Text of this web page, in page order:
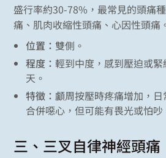
盛行率約30-78%，最常見的頭痛
痛、肌肉收縮性頭痛、心因性頭痛
位置：雙側。
程度：輕到中度，感到壓迫或
天。
特徵：顱周按壓時疼痛增加，
合併噁心，但可能有畏光或怕吵
三、三叉自律神經頭痛